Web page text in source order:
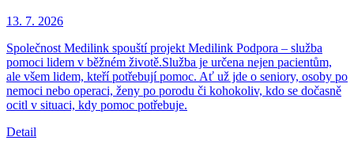
13. 7. 2026
Společnost Medilink spouští projekt Medilink Podpora – služba
pomoci lidem v běžném životě.Služba je určena nejen pacientům,
ale všem lidem, kteří potřebují pomoc. Ať už jde o seniory, osoby po
nemoci nebo operaci, ženy po porodu či kohokoliv, kdo se dočasně
ocitl v situaci, kdy pomoc potřebuje.
Detail